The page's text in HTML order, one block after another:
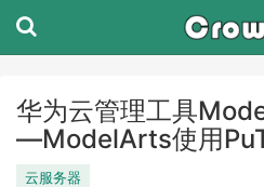
华为云管理工具
—ModelArts使用
云服务器